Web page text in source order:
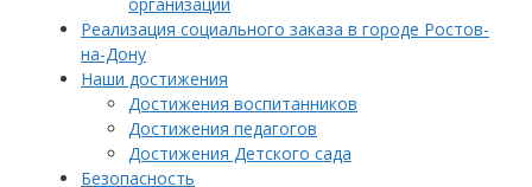
Реализация социального заказа в городе Ростов-
на-Дону
Наши достижения
Достижения воспитанников
Достижения педагогов
Достижения Детского сада
Безопасность